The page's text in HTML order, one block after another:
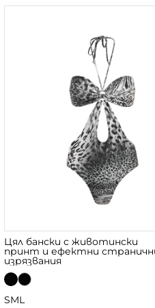
Цял бански с животински
принт и ефектни
изрязвания
SML